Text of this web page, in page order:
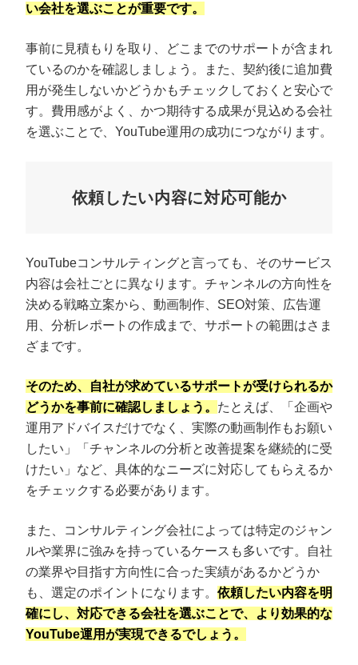
い会社を選ぶことが重要です。
事前に見積もりを取り、どこまでのサポートが含まれ
ているのかを確認しましょう。また、契約後に追加費
用が発生しないかどうかもチェックしておくと安心で
す。費用感がよく、かつ期待する成果が見込める会社
を選ぶことで、YouTube運用の成功につながります。
依頼したい内容に対応可能か
YouTubeコンサルティングと言っても、そのサービス
内容は会社ごとに異なります。チャンネルの方向性を
決める戦略立案から、動画制作、SEO対策、広告運
用、分析レポートの作成まで、サポートの範囲はさま
ざまです。
そのため、自社が求めているサポートが受けられるか
どうかを事前に確認しましょう。 たとえば、「企画や
運用アドバイスだけでなく、実際の動画制作もお願い
したい」「チャンネルの分析と改善提案を継続的に受
けたい」など、具体的なニーズに対応してもらえるか
をチェックする必要があります。
また、コンサルティング会社によっては特定のジャン
ルや業界に強みを持っているケースも多いです。自社
の業界や目指す方向性に合った実績があるかどうか
も、選定のポイントになります。 依頼したい内容を明
確にし、対応できる会社を選ぶことで、より効果的な
YouTube運用が実現できるでしょう。